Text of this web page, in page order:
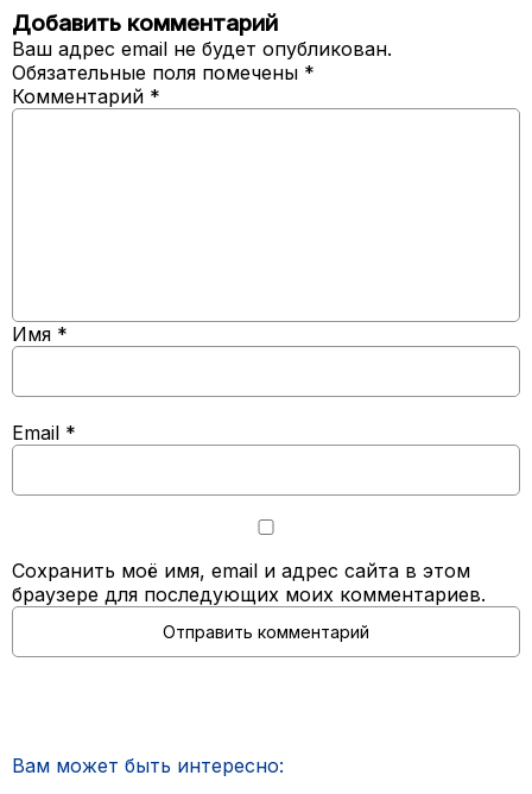
Добавить комментарий
Ваш адрес email не будет опубликован.
Обязательные поля помечены *
Комментарий *
Имя *
Email *
Сохранить моё имя, email и адрес сайта в этом
браузере для последующих моих комментариев.
Вам может быть интересно: